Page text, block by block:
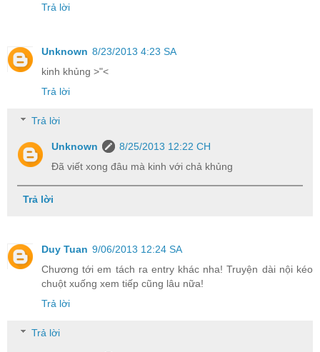
Trả lời
Unknown 8/23/2013 4:23 SA
kinh khủng >"<
Trả lời
Trả lời
Unknown
8/25/2013 12:22 CH
Đã viết xong đâu mà kinh với chả khủng
Trả lời
Duy Tuan 9/06/2013 12:24 SA
Chương tới em tách ra entry khác nha! Truyện dài nội kéo
chuột xuống xem tiếp cũng lâu nữa!
Trả lời
Trả lời